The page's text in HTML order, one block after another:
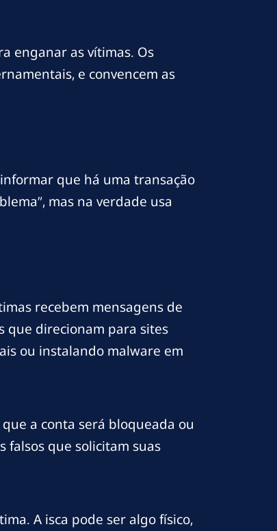
enganar as vítimas. Os
e convencem as
que há uma transação
mas na verdade usa
recebem mensagens de
que direcionam para sites
ou instalando malware em
a conta será bloqueada ou
falsos que solicitam suas
A isca pode ser algo físico,